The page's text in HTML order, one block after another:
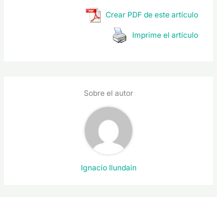
Crear PDF de este artículo
Imprime el artículo
Sobre el autor
Ignacio Ilundain